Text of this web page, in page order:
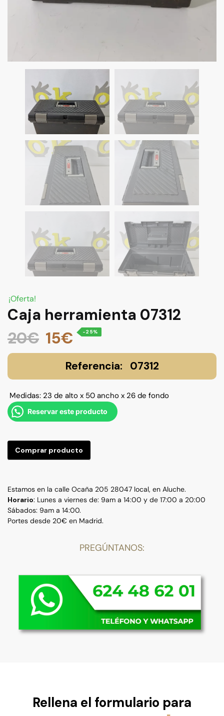
¡Oferta!
Caja herramienta 07312
20€ El
precio
original
era:
15€El
precio
actual
es:
-25%
07312
Medidas: 23 de alto x 50 ancho x 26 de fondo
Reservar este producto
Comprar producto
Estamos en la calle Ocaña 205 28047 local, en Aluche.
Horario: Lunes a viernes de: 9am a 14:00 y de 17:00 a 20:00
Sábados: 9am a 14:00.
Portes desde 20€ en Madrid.
PREGÚNTANOS:
Rellena el formulario para